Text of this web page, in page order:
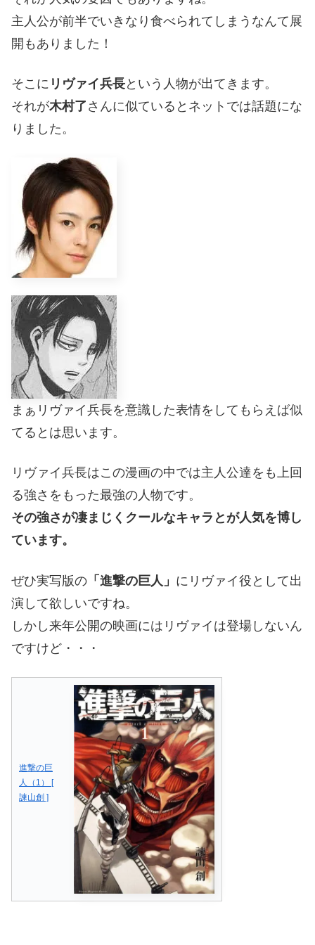
主人公が前半でいきなり食べられてしまうなんて展
開もありました！
そこに リヴァイ兵長という人物が出てきます。
それが木村了 さんに似ているとネットでは話題にな
りました。
まぁリヴァイ兵長を意識した表情をしてもらえば似
てるとは思います。
リヴァイ兵長はこの漫画の中では主人公達をも上回
る強さをもった最強の人物です。
その強さが凄まじくクールなキャラとが人気を博し
ています。
ぜひ実写版の 「進撃の巨人」 にリヴァイ役として出
演して欲しいですね。
しかし来年公開の映画にはリヴァイは登場しないん
ですけど・・・
進撃の巨
人（1） [
諫山創 ]